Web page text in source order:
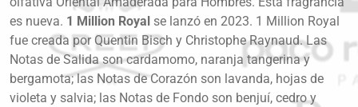
es nueva. 1 Million Royal se lanzó en 2023. 1 Million Royal
fue creada por Quentin Bisch y Christophe Raynaud. Las
Notas de Salida son cardamomo, naranja tangerina y
bergamota; las Notas de Corazón son lavanda, hojas de
violeta y salvia; las Notas de Fondo son benjuí, cedro y